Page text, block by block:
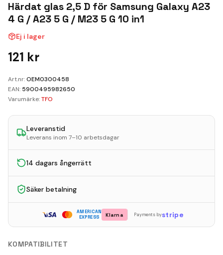
Kundvagn
Boka Reparation
Härdat glas 2,5 D för Samsung Galaxy A23
4 G / A23 5 G / M23 5 G 10 in1
Ej i lager
121 kr
Art.nr:OEM0300458
EAN: 5900495982650
Varumärke:TFO
Leveranstid
Leverans inom 7–10 arbetsdagar
14 dagars ångerrätt
Säker betalning
AMERICAN
EXPRESS
Klarna Payments bystripe
KOMPATIBILITET